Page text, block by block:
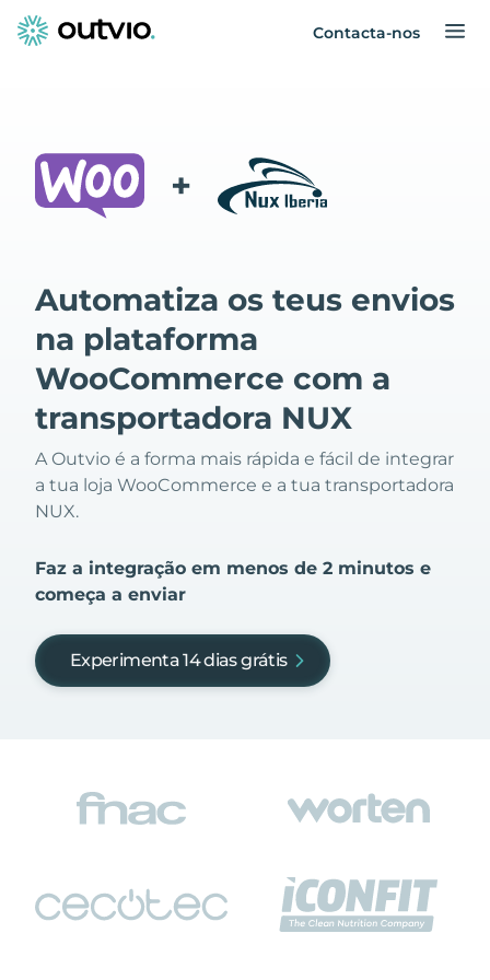
Contacta-nos
+
Automatiza os teus envios
na plataforma
WooCommerce com a
transportadora NUX
A Outvio é a forma mais rápida e fácil de integrar
a tua loja WooCommerce e a tua transportadora
NUX.
Faz a integração em menos de 2 minutos e
começa a enviar
Experimenta 14 dias grátis